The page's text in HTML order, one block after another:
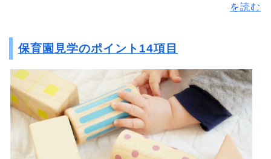
を読む
保育園見学のポイント14項目